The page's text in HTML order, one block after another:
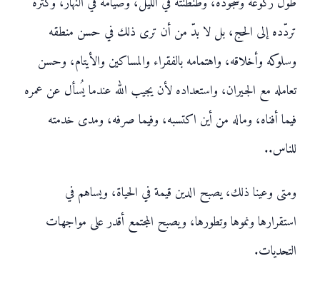
تردّده إلى الحج، بل لا بدّ من أن ترى ذلك في حسن منطقه
وسلوكه وأخلاقه، واهتمامه بالفقراء والمساكين والأيتام، وحسن
تعامله مع الجيران، واستعداده لأن يجيب الله عندما يُسأل عن عمره
فيما أفناه، وماله من أين اكتسبه، وفيما صرفه، ومدى خدمته
للناس..
ومتى وعينا ذلك، يصبح الدين قيمة في الحياة، ويساهم في
استقرارها ونموها وتطورها، ويصبح المجتمع أقدر على مواجهات
التحديات.